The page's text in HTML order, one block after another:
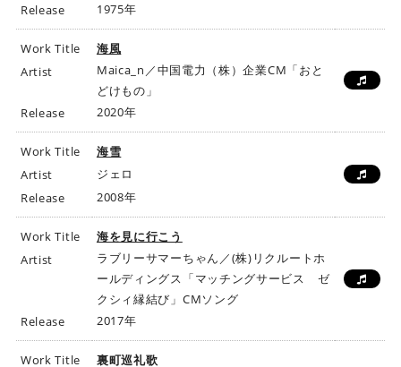
Release
1975年
Work Title
海風
Artist
Maica_n／中国電力（株）企業CM「おと
どけもの」
Release
2020年
Work Title
海雪
Artist
ジェロ
Release
2008年
Work Title
海を見に行こう
Artist
ラブリーサマーちゃん／(株)リクルートホ
ールディングス「マッチングサービス ゼ
クシィ縁結び」CMソング
Release
2017年
Work Title 裏町巡礼歌